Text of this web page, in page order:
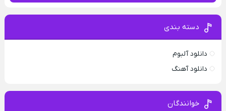
دسته بندی
دانلود آلبوم
دانلود آهنگ
خوانندگان